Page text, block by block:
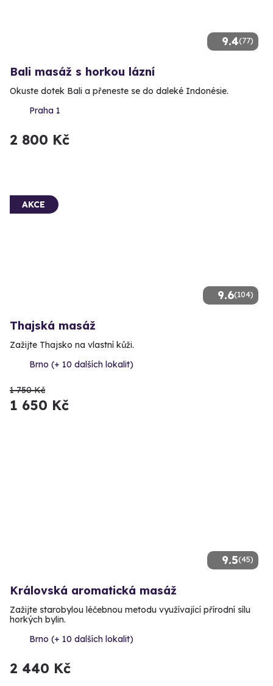
9.4(77)
Bali masáž s horkou lázní
Okuste dotek Bali a přeneste se do daleké Indonésie.
Praha 1
2 800 Kč
9.6(104)
AKCE
Thajská masáž
Zažijte Thajsko na vlastní kůži.
Brno (+ 10 dalších lokalit)
1 750 Kč
1 650 Kč
9.5(45)
Královská aromatická masáž
Zažijte starobylou léčebnou metodu využívající přírodní sílu
horkých bylin.
Brno (+ 10 dalších lokalit)
2 440 Kč